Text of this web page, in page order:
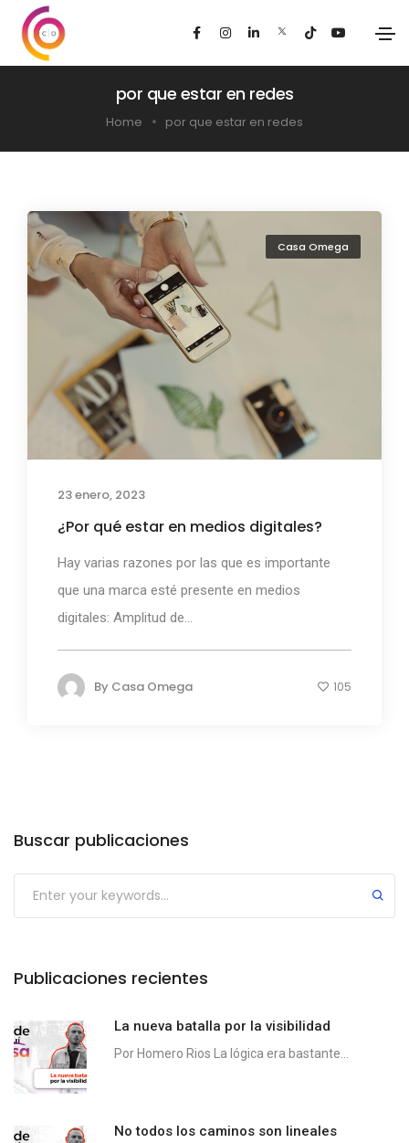
por que estar en redes
Home por que estar en redes
Casa Omega
23 enero, 2023
¿Por qué estar en medios digitales?
Hay varias razones por las que es importante
que una marca esté presente en medios
digitales: Amplitud de...
By Casa Omega 105
Buscar publicaciones
Publicaciones recientes
La nueva batalla por la visibilidad
Por Homero Rios La lógica era bastante...
No todos los caminos son lineales